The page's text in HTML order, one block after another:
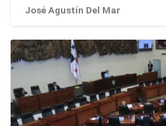
José Agustín Del Mar